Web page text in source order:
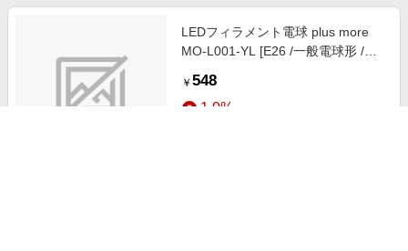
LEDフィラメント電球 plus more
MO-L001-YL [E26 /一般電球形 /電
￥ 548
1.0%